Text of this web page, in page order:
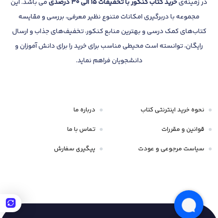
در زمینه‌یخرید کتاب کنکور با تخفیفات 15 الی 30 درصدی
می باشد. این
مجموعه با دربرگیری امکانات متنوع نظیر معرفی، بررسی و مقایسه
کتاب‌های کمک درسی و بهترین منابع کنکور، تخفیف‌های جذاب و ارسال
رایگان، توانسته است محیطی مناسب برای خرید را برای دانش آموزان و
دانشجویان فراهم نماید.
نحوه خرید اینترنتی کتاب
قوانین و مقررات
سیاست مرجوعی و عودت
درباره ما
تماس با ما
پیگیری سفارش